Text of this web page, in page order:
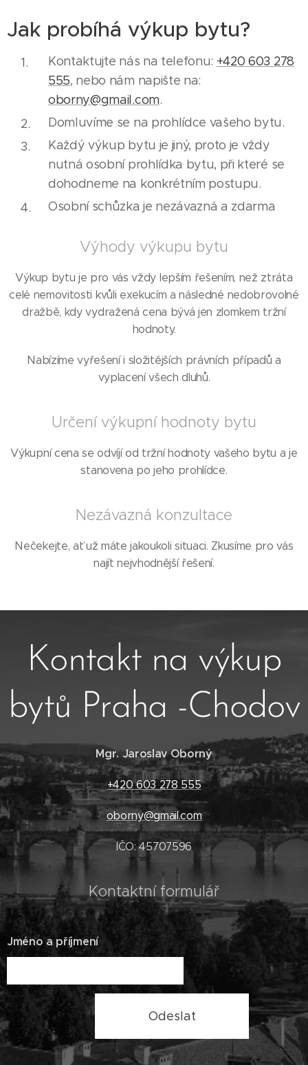
Jak probíhá výkup bytu?
Kontaktujte nás na telefonu: +420 603 278
555, nebo nám napište na:
oborny@gmail.com.
Domluvíme se na prohlídce vašeho bytu.
Každý výkup bytu je jiný, proto je vždy
nutná osobní prohlídka bytu, při které se
dohodneme na konkrétním postupu.
Osobní schůzka je nezávazná a zdarma
Výhody výkupu bytu
Výkup bytu je pro vás vždy lepším řešením, než ztráta
celé nemovitosti kvůli exekucím a následné nedobrovolné
dražbě, kdy vydražená cena bývá jen zlomkem tržní
hodnoty.
Nabízíme vyřešení i složitějších právních případů a
vyplacení všech dluhů.
Určení výkupní hodnoty bytu
Výkupní cena se odvíjí od tržní hodnoty vašeho bytu a je
stanovena po jeho prohlídce.
Nezávazná konzultace
Nečekejte, ať už máte jakoukoli situaci. Zkusíme pro vás
najít nejvhodnější řešení.
Kontakt na výkup
bytů Praha -Chodov
Mgr. Jaroslav Oborný
+420 603 278 555
oborny@gmail.com
IČO: 45707596
Kontaktní formulář
Jméno a příjmení
Odeslat